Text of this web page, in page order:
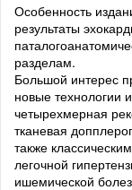
Особенность
результаты
разделам.
Большой интерес
новые технологии
четырехмерная
тканевая
также
легочной
ишемической